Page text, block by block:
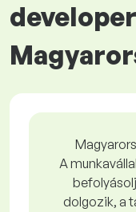
A
dolgozik, a